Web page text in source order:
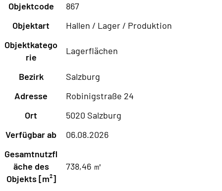
Objektcode
867
Objektart
Hallen / Lager / Produktion
Objektkatego
rie
Lagerflächen
Bezirk
Salzburg
Adresse
Robinigstraße 24
Ort
5020 Salzburg
Verfügbar ab
06.08.2026
Gesamtnutzfl
äche des
Objekts [m²]
738,46 ㎡